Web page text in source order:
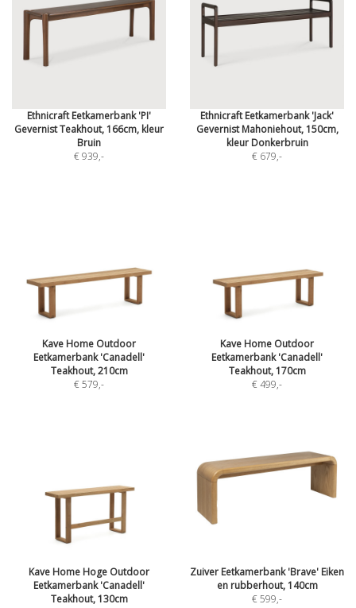
Ethnicraft Eetkamerbank 'PI'
Gevernist Teakhout, 166cm, kleur
Bruin
€ 939,-
Ethnicraft Eetkamerbank 'Jack'
Gevernist Mahoniehout, 150cm,
kleur Donkerbruin
€ 679,-
Kave Home Outdoor
Eetkamerbank 'Canadell'
Teakhout, 210cm
€ 579,-
Kave Home Outdoor
Eetkamerbank 'Canadell'
Teakhout, 170cm
€ 499,-
Kave Home Hoge Outdoor
Eetkamerbank 'Canadell'
Teakhout, 130cm
Zuiver Eetkamerbank 'Brave' Eiken
en rubberhout, 140cm
€ 599,-